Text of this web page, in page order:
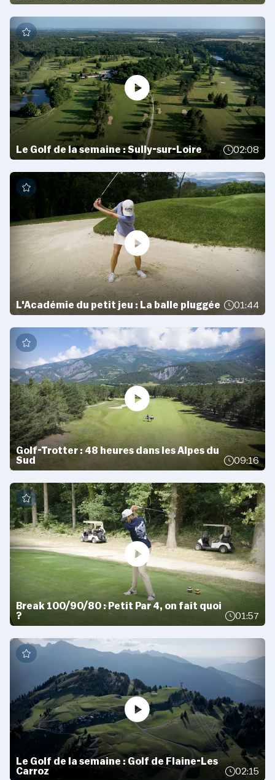
Le Golf de la semaine : Sully-sur-Loire 02:08
L'Académie du petit jeu : La balle pluggée 01:44
Golf-Trotter : 48 heures dans les Alpes du
Sud
09:16
Break 100/90/80 : Petit Par 4, on fait quoi
?
01:57
Le Golf de la semaine : Golf de Flaine-Les
Carroz
02:15